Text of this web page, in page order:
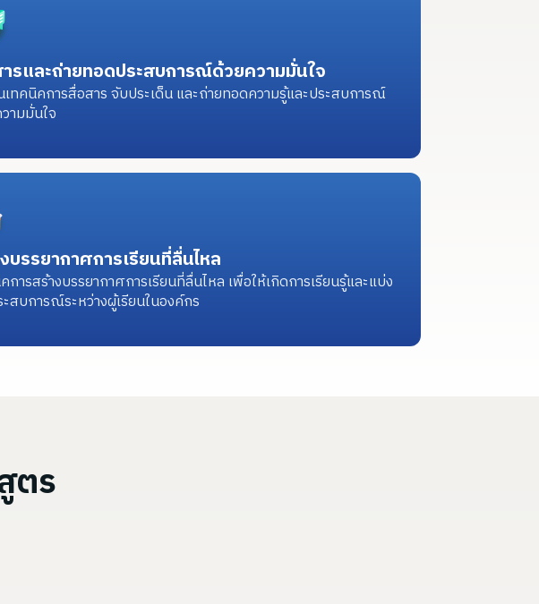
รและถ่ายทอดประสบการณ์ด้วยความมั่นใจ
ทคนิคการสื่อสาร จับประเด็น และถ่ายทอดความรู้และประสบการณ์
ามมั่นใจ
บรรยากาศการเรียนที่ลื่นไหล
การสร้างบรรยากาศการเรียนที่ลื่นไหล เพื่อให้เกิดการเรียนรู้และแบ่ง
สบการณ์ระหว่างผู้เรียนในองค์กร
ตร